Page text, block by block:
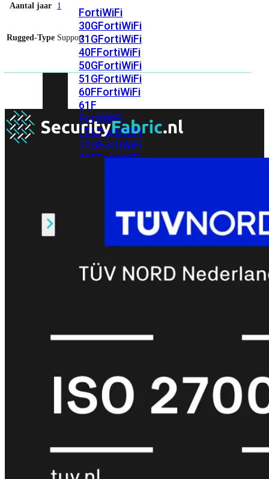
FortiWiFi
30GFortiWiFi
31GFortiWiFi
40FFortiWiFi
50GFortiWiFi
51GFortiWiFi
60FFortiWiFi
61F
FortiWiFi
70GFortiWiFi
71GFortiWiFi
80FFortiWiFi
bekijken
EssentialsFortiCare
Upgrades
FortiCare
FortiCare
Aantal jaar 1
Rugged-Type Support